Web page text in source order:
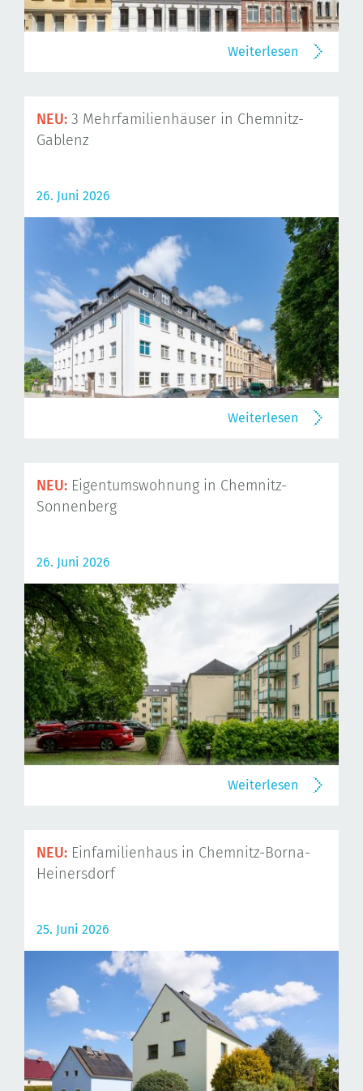
Weiterlesen
NEU: 3 Mehrfamilienhäuser in Chemnitz-
Gablenz
26. Juni 2026
Weiterlesen
NEU: Eigentumswohnung in Chemnitz-
Sonnenberg
26. Juni 2026
Weiterlesen
NEU: Einfamilienhaus in Chemnitz-Borna-
Heinersdorf
25. Juni 2026